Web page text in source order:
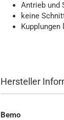
Antrieb und
keine
Kupplungen
Hersteller
Bemo